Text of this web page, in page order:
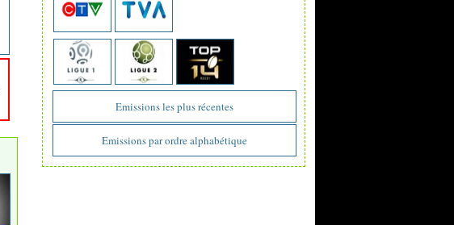
Emissions les plus récentes
Emissions par ordre alphabétique